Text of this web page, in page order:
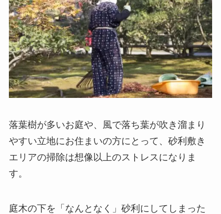
落葉樹が多いお庭や、風で落ち葉が吹き溜まり
やすい立地にお住まいの方にとって、砂利敷き
エリアの掃除は想像以上のストレスになりま
す。
庭木の下を「なんとなく」砂利にしてしまった